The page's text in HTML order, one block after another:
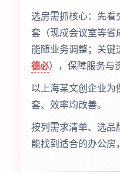
选房需抓核心：先
套（现成会议室等省
能随业务调整；关键
德必），保障服务与
以上海某文创企业为
套、效率均改善。
按列需求清单、选品
能找到适合的办公房